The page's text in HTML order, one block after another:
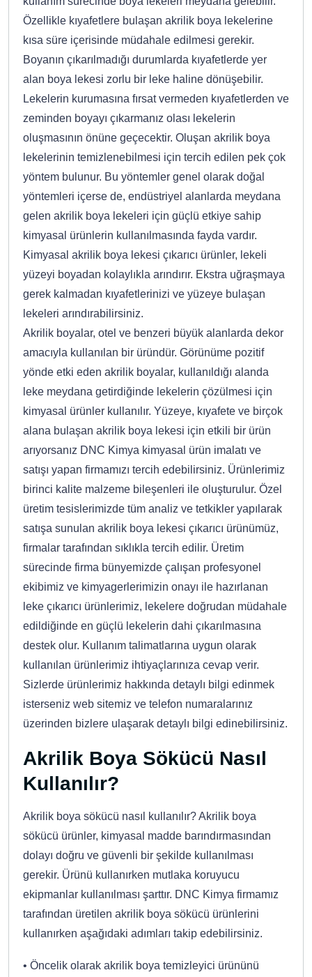
Özellikle kıyafetlere bulaşan akrilik boya lekelerine
kısa süre içerisinde müdahale edilmesi gerekir.
Boyanın çıkarılmadığı durumlarda kıyafetlerde yer
alan boya lekesi zorlu bir leke haline dönüşebilir.
Lekelerin kurumasına fırsat vermeden kıyafetlerden ve
zeminden boyayı çıkarmanız olası lekelerin
oluşmasının önüne geçecektir. Oluşan akrilik boya
lekelerinin temizlenebilmesi için tercih edilen pek çok
yöntem bulunur. Bu yöntemler genel olarak doğal
yöntemleri içerse de, endüstriyel alanlarda meydana
gelen akrilik boya lekeleri için güçlü etkiye sahip
kimyasal ürünlerin kullanılmasında fayda vardır.
Kimyasal akrilik boya lekesi çıkarıcı ürünler, lekeli
yüzeyi boyadan kolaylıkla arındırır. Ekstra uğraşmaya
gerek kalmadan kıyafetlerinizi ve yüzeye bulaşan
lekeleri arındırabilirsiniz.
Akrilik boyalar, otel ve benzeri büyük alanlarda dekor
amacıyla kullanılan bir üründür. Görünüme pozitif
yönde etki eden akrilik boyalar, kullanıldığı alanda
leke meydana getirdiğinde lekelerin çözülmesi için
kimyasal ürünler kullanılır. Yüzeye, kıyafete ve birçok
alana bulaşan akrilik boya lekesi için etkili bir ürün
arıyorsanız DNC Kimya kimyasal ürün imalatı ve
satışı yapan firmamızı tercih edebilirsiniz. Ürünlerimiz
birinci kalite malzeme bileşenleri ile oluşturulur. Özel
üretim tesislerimizde tüm analiz ve tetkikler yapılarak
satışa sunulan akrilik boya lekesi çıkarıcı ürünümüz,
firmalar tarafından sıklıkla tercih edilir. Üretim
sürecinde firma bünyemizde çalışan profesyonel
ekibimiz ve kimyagerlerimizin onayı ile hazırlanan
leke çıkarıcı ürünlerimiz, lekelere doğrudan müdahale
edildiğinde en güçlü lekelerin dahi çıkarılmasına
destek olur. Kullanım talimatlarına uygun olarak
kullanılan ürünlerimiz ihtiyaçlarınıza cevap verir.
Sizlerde ürünlerimiz hakkında detaylı bilgi edinmek
isterseniz web sitemiz ve telefon numaralarınız
üzerinden bizlere ulaşarak detaylı bilgi edinebilirsiniz.
Akrilik Boya Sökücü Nasıl
Kullanılır?
Akrilik boya sökücü nasıl kullanılır? Akrilik boya
sökücü ürünler, kimyasal madde barındırmasından
dolayı doğru ve güvenli bir şekilde kullanılması
gerekir. Ürünü kullanırken mutlaka koruyucu
ekipmanlar kullanılması şarttır. DNC Kimya firmamız
tarafından üretilen akrilik boya sökücü ürünlerini
kullanırken aşağıdaki adımları takip edebilirsiniz.
• Öncelik olarak akrilik boya temizleyici ürününü